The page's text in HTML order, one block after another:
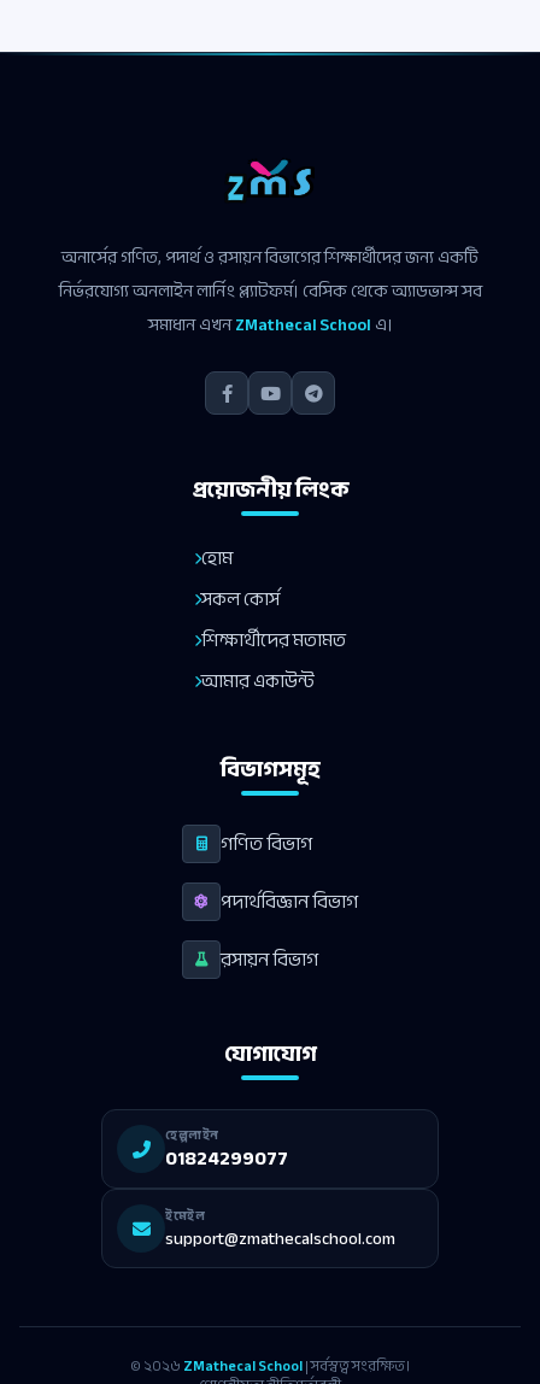
অনার্সের গণিত, পদার্থ ও রসায়ন বিভাগের শিক্ষার্থীদের জন্য একটি
নির্ভরযোগ্য অনলাইন লার্নিং প্ল্যাটফর্ম। বেসিক থেকে অ্যাডভান্স সব
সমাধান এখনZMathecal Schoolএ।
প্রয়োজনীয় লিংক
হোম
সকল কোর্স
শিক্ষার্থীদের মতামত
আমার একাউন্ট
বিভাগসমূহ
গণিত বিভাগ
পদার্থবিজ্ঞান বিভাগ
রসায়ন বিভাগ
যোগাযোগ
হেল্পলাইন
01824299077
ইমেইল
support@zmathecalschool.com
© ২০২৬ZMathecal School| সর্বস্বত্ব সংরক্ষিত।